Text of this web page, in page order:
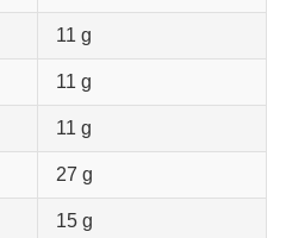
11 g
11 g
11 g
27 g
15 g